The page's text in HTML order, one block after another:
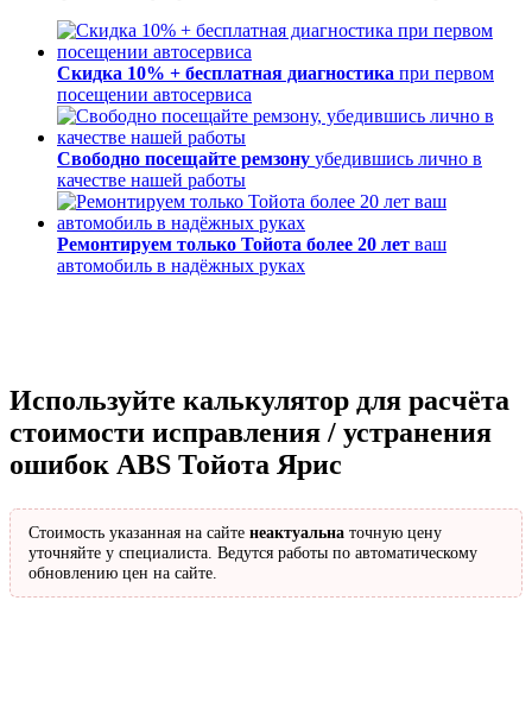
Скидка 10% + бесплатная диагностика при первом
посещении автосервиса
Свободно посещайте ремзону убедившись лично в
качестве нашей работы
Ремонтируем только Тойота более 20 лет ваш
автомобиль в надёжных руках
Используйте калькулятор для расчёта
стоимости исправления / устранения
ошибок ABS Тойота Ярис
Стоимость указанная на сайте неактуальна точную цену
уточняйте у специалиста. Ведутся работы по автоматическому
обновлению цен на сайте.